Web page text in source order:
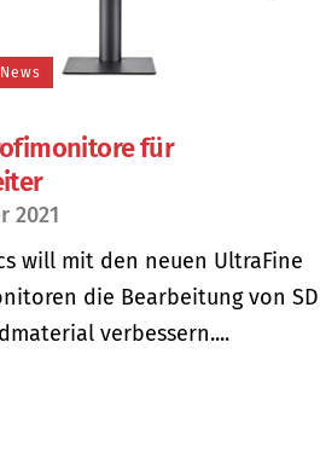
News
für
2021
will mit den neuen UltraFine
die Bearbeitung von
verbessern....